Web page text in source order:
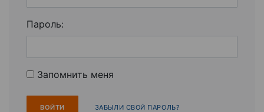
Пароль:
Запомнить меня
ЗАБЫЛИ СВОЙ ПАРОЛЬ?